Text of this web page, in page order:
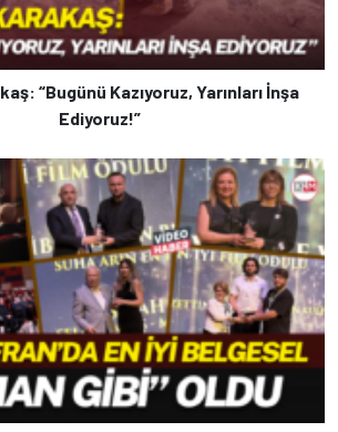
“Bugünü Kazıyoruz, Yarınları İnşa
Ediyoruz!”